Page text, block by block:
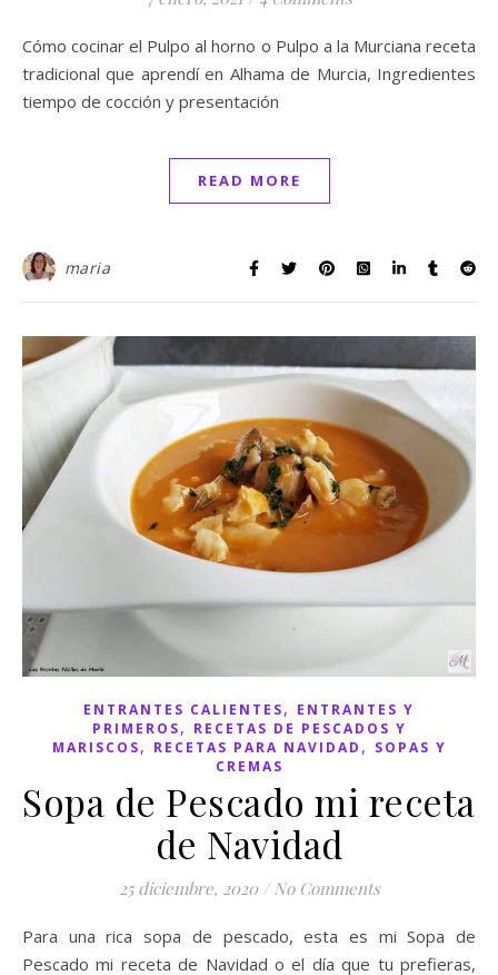
Cómo cocinar el Pulpo al horno o Pulpo a la Murciana receta
tradicional que aprendí en Alhama de Murcia, Ingredientes
tiempo de cocción y presentación
READ MORE
maria
ENTRANTES CALIENTES, ENTRANTES Y
PRIMEROS, RECETAS DE PESCADOS Y
MARISCOS, RECETAS PARA NAVIDAD , SOPAS Y
CREMAS
Sopa de Pescado mi receta
de Navidad
25 diciembre, 2020 / No Comments
Para una rica sopa de pescado, esta es mi Sopa de
Pescado mi receta de Navidad o el día que tu prefieras,